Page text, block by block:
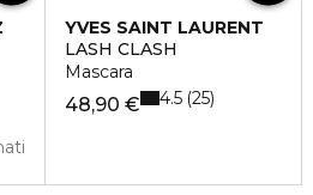
YVES SAINT LAURENT
LASH CLASH
Mascara
48,90 € 4.5 25